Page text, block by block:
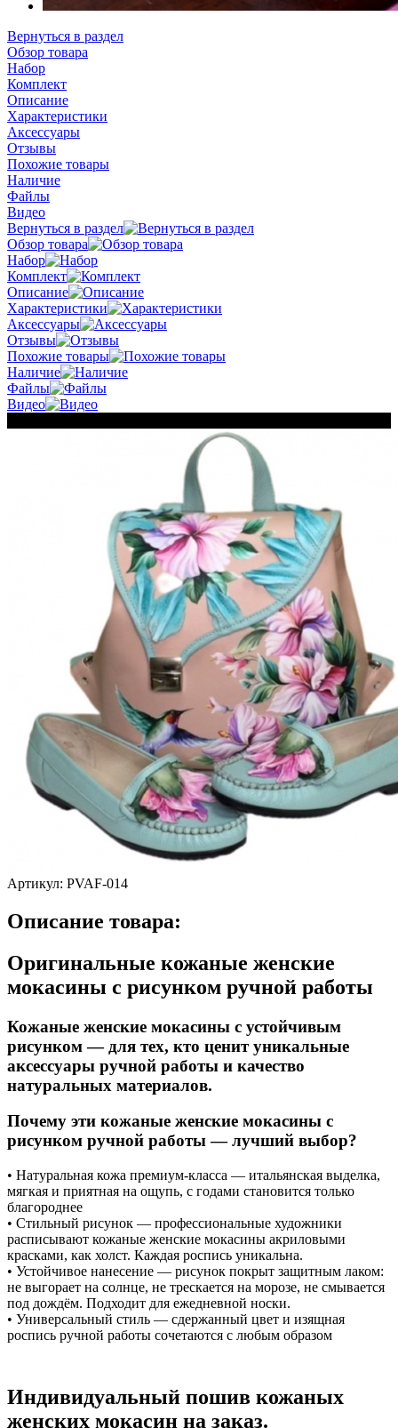
Вернуться в раздел
Обзор товара
Набор
Комплект
Описание
Характеристики
Аксессуары
Отзывы
Похожие товары
Наличие
Файлы
Видео
Вернуться в раздел
Обзор товара
Набор
Комплект
Описание
Характеристики
Аксессуары
Отзывы
Похожие товары
Наличие
Файлы
Видео
Артикул: PVAF-014
Описание товара:
Оригинальные кожаные женские
мокасины с рисунком ручной работы
Кожаные женские мокасины с устойчивым
рисунком — для тех, кто ценит уникальные
аксессуары ручной работы и качество
натуральных материалов.
Почему эти кожаные женские мокасины с
рисунком ручной работы — лучший выбор?
• Натуральная кожа премиум-класса — итальянская выделка,
мягкая и приятная на ощупь, с годами становится только
благороднее
• Стильный рисунок — профессиональные художники
расписывают кожаные женские мокасины акриловыми
красками, как холст. Каждая роспись уникальна.
• Устойчивое нанесение — рисунок покрыт защитным лаком:
не выгорает на солнце, не трескается на морозе, не смывается
под дождём. Подходит для ежедневной носки.
• Универсальный стиль — сдержанный цвет и изящная
роспись ручной работы сочетаются с любым образом
Индивидуальный пошив кожаных
женских мокасин на заказ.